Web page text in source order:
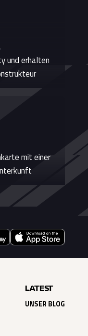
mit einer
und erhalten
LATEST
UNSER BLOG